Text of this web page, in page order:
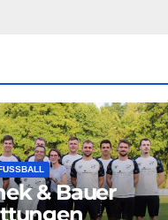
& Bauer